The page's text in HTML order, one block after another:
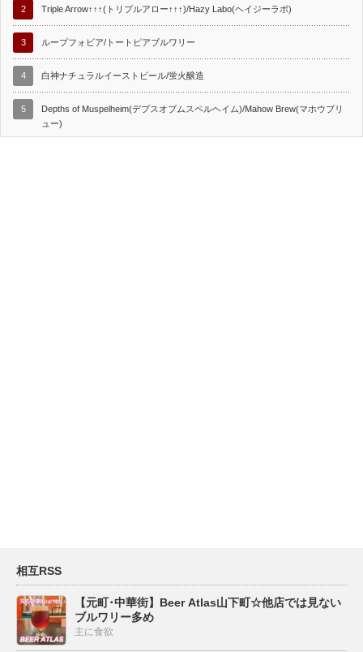
2 Triple Arrow↑↑↑(トリプルアロー↑↑↑)/Hazy Labo(ヘイジーラボ)
3 ループフォビア/トートピアブルワリー
4 白神ナチュラルイーストビール/蛍火醸造
5
Depths of Muspelheim(デプスオブムスペルヘイム)/Mahow Brew(マホウブリ
ュー)
相互RSS
【元町･中華街】Beer Atlas山下町☆他店では見ない
ブルワリー多め
主に食欲